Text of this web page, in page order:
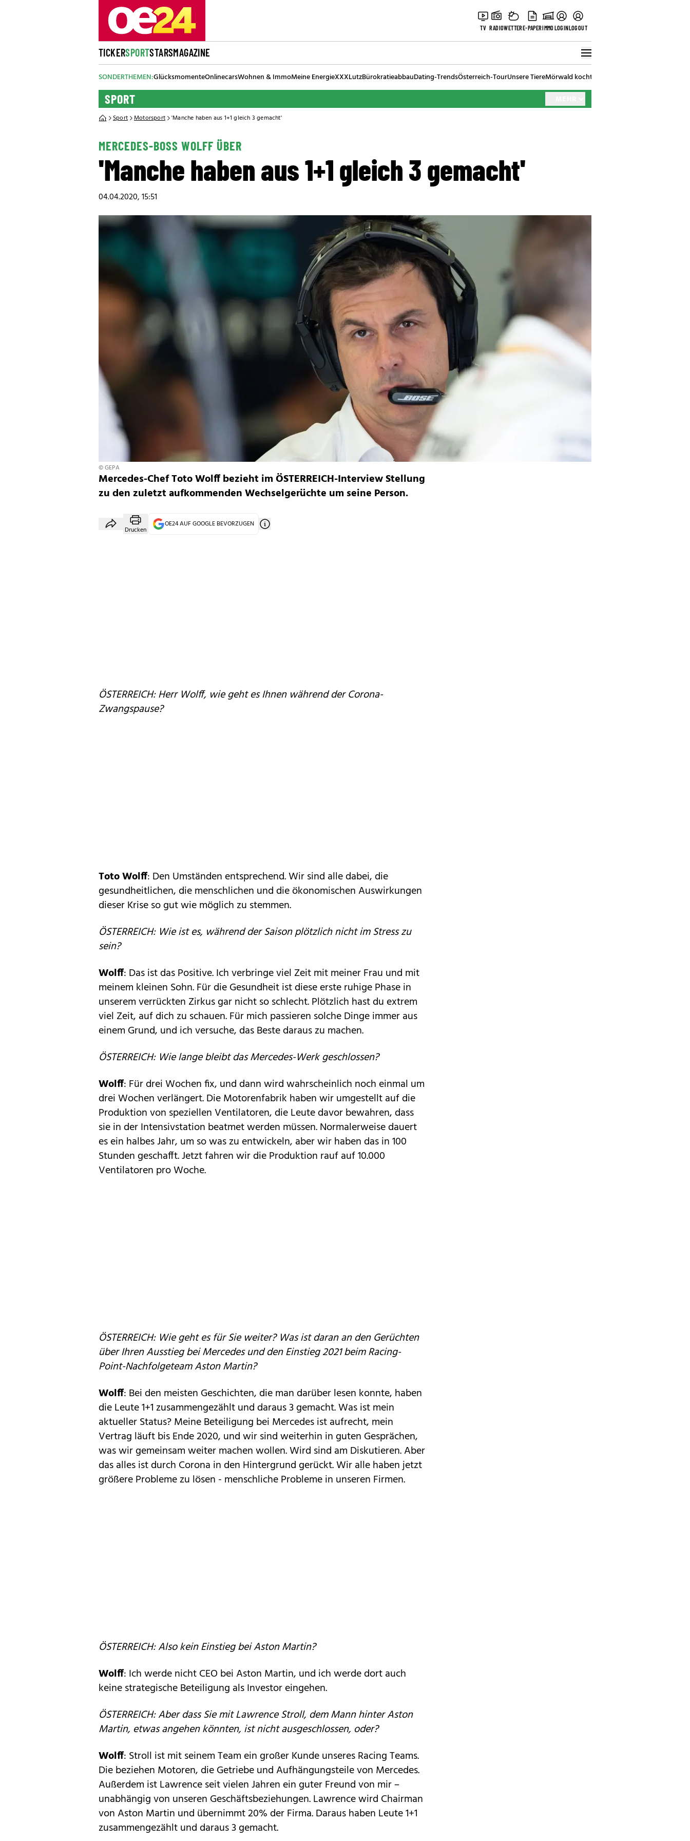
TV RADIOWETTERE-PAPERIMMOLOGINLOGOUT
TICKERSPORTSTARSMAGAZINE
SONDERTHEMEN:GlücksmomenteOnlinecarsWohnen & ImmoMeine EnergieXXXLutzBürokratieabbauDating-TrendsÖsterreich-TourUnsere TiereMörwald kocht
SPORT
Sport Motorsport 'Manche haben aus 1+1 gleich 3 gemacht'
MERCEDES-BOSS WOLFF ÜBER
'Manche haben aus 1+1 gleich 3 gemacht'
04.04.2020, 15:51
© GEPA
Mercedes-Chef Toto Wolff bezieht im ÖSTERREICH-Interview Stellung
zu den zuletzt aufkommenden Wechselgerüchte um seine Person.
Drucken
OE24 AUF GOOGLE BEVORZUGEN
ÖSTERREICH: Herr Wolff, wie geht es Ihnen während der Corona-
Zwangspause?
Toto Wolff: Den Umständen entsprechend. Wir sind alle dabei, die
gesundheitlichen, die menschlichen und die ökonomischen Auswirkungen
dieser Krise so gut wie möglich zu stemmen.
ÖSTERREICH: Wie ist es, während der Saison plötzlich nicht im Stress zu
sein?
Wolff: Das ist das Positive. Ich verbringe viel Zeit mit meiner Frau und mit
meinem kleinen Sohn. Für die Gesundheit ist diese erste ruhige Phase in
unserem verrückten Zirkus gar nicht so schlecht. Plötzlich hast du extrem
viel Zeit, auf dich zu schauen. Für mich passieren solche Dinge immer aus
einem Grund, und ich versuche, das Beste daraus zu machen.
ÖSTERREICH: Wie lange bleibt das Mercedes-Werk geschlossen?
Wolff: Für drei Wochen fix, und dann wird wahrscheinlich noch einmal um
drei Wochen verlängert. Die Motorenfabrik haben wir umgestellt auf die
Produktion von speziellen Ventilatoren, die Leute davor bewahren, dass
sie in der Intensivstation beatmet werden müssen. Normalerweise dauert
es ein halbes Jahr, um so was zu entwickeln, aber wir haben das in 100
Stunden geschafft. Jetzt fahren wir die Produktion rauf auf 10.000
Ventilatoren pro Woche.
ÖSTERREICH: Wie geht es für Sie weiter? Was ist daran an den Gerüchten
über Ihren Ausstieg bei Mercedes und den Einstieg 2021 beim Racing-
Point-Nachfolgeteam Aston Martin?
Wolff: Bei den meisten Geschichten, die man darüber lesen konnte, haben
die Leute 1+1 zusammengezählt und daraus 3 gemacht. Was ist mein
aktueller Status? Meine Beteiligung bei Mercedes ist aufrecht, mein
Vertrag läuft bis Ende 2020, und wir sind weiterhin in guten Gesprächen,
was wir gemeinsam weiter machen wollen. Wird sind am Diskutieren. Aber
das alles ist durch Corona in den Hintergrund gerückt. Wir alle haben jetzt
größere Probleme zu lösen - menschliche Probleme in unseren Firmen.
ÖSTERREICH: Also kein Einstieg bei Aston Martin?
Wolff: Ich werde nicht CEO bei Aston Martin, und ich werde dort auch
keine strategische Beteiligung als Investor eingehen.
ÖSTERREICH: Aber dass Sie mit Lawrence Stroll, dem Mann hinter Aston
Martin, etwas angehen könnten, ist nicht ausgeschlossen, oder?
Wolff: Stroll ist mit seinem Team ein großer Kunde unseres Racing Teams.
Die beziehen Motoren, die Getriebe und Aufhängungsteile von Mercedes.
Außerdem ist Lawrence seit vielen Jahren ein guter Freund von mir –
unabhängig von unseren Geschäftsbeziehungen. Lawrence wird Chairman
von Aston Martin und übernimmt 20% der Firma. Daraus haben Leute 1+1
zusammengezählt und daraus 3 gemacht.